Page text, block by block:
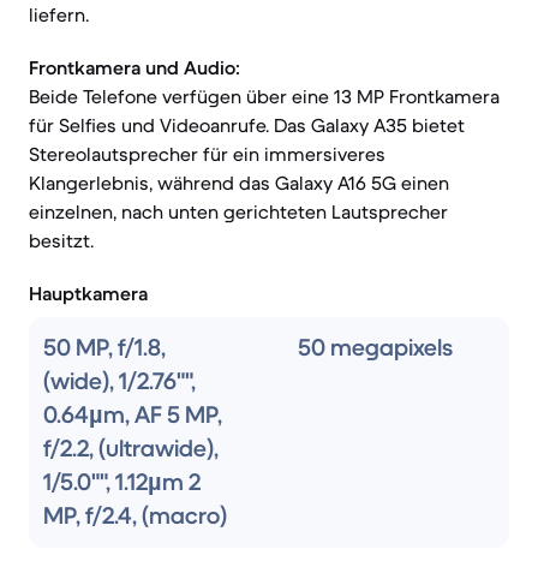
liefern.
Frontkamera und Audio:
Beide Telefone verfügen über eine 13 MP Frontkamera
für Selfies und Videoanrufe. Das Galaxy A35 bietet
Stereolautsprecher für ein immersiveres
Klangerlebnis, während das Galaxy A16 5G einen
einzelnen, nach unten gerichteten Lautsprecher
besitzt.
Hauptkamera
50 MP, f/1.8,
(wide), 1/2.76"",
0.64µm, AF 5 MP,
f/2.2, (ultrawide),
1/5.0"", 1.12µm 2
MP, f/2.4, (macro)
50 megapixels